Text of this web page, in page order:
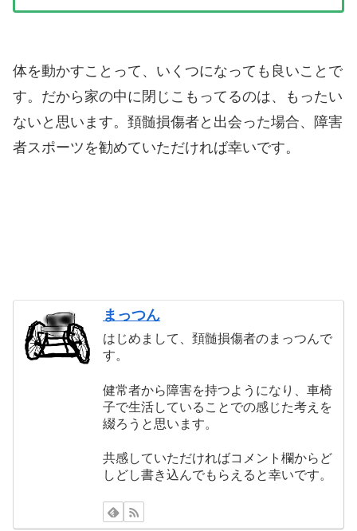
体を動かすことって、いくつになっても良いことで
す。だから家の中に閉じこもってるのは、もったい
ないと思います。頚髄損傷者と出会った場合、障害
者スポーツを勧めていただければ幸いです。
まっつん
はじめまして、頚髄損傷者のまっつんで
す。
健常者から障害を持つようになり、車椅
子で生活していることでの感じた考えを
綴ろうと思います。
共感していただければコメント欄からど
しどし書き込んでもらえると幸いです。